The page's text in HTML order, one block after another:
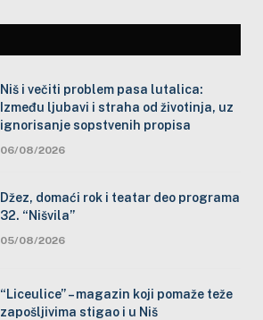
Niš i večiti problem pasa lutalica:
Između ljubavi i straha od životinja, uz
ignorisanje sopstvenih propisa
06/08/2026
Džez, domaći rok i teatar deo programa
32. “Nišvila”
05/08/2026
“Liceulice” – magazin koji pomaže teže
zapošljivima stigao i u Niš